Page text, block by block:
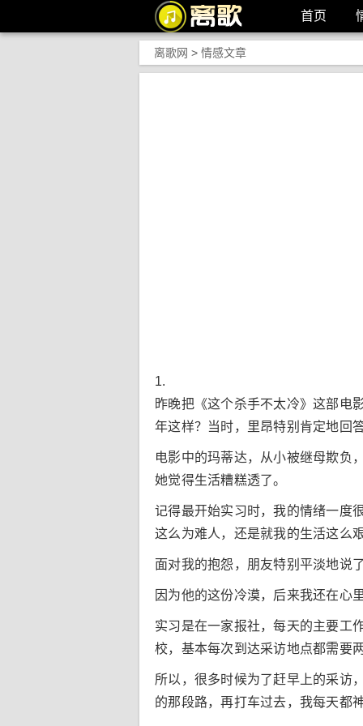
首页
离歌网 > 情感文章
1.
昨晚把《这个杀手不太冷》这部电
年这样？当时，里昂特别肯定地回
电影中的玛蒂达，从小被继母欺负
她觉得生活糟糕透了。
记得最开始实习时，我的情绪一度
这么为难人，还是就我的生活这么
面对我的抱怨，朋友特别平淡地说
因为他的这份冷漠，后来我还在心
实习是在一家报社，每天的主要工
校，基本每次到达采访地点都需要
所以，很多时候为了赶早上的采访
的那段路，再打车过去，我每天都